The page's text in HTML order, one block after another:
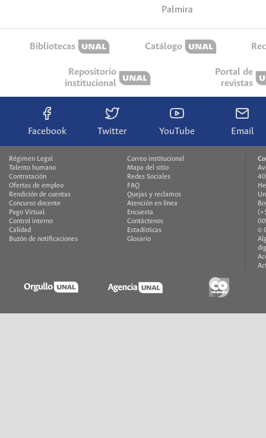
Palmira
Bibliotecas Catálogo
Repositorio
institucional
Portal de
revistas
Facebook Twitter YouTube Email
Régimen Legal
Talento humano
Contratación
Ofertas de empleo
Rendición de cuentas
Concurso docente
Pago Virtual
Control interno
Calidad
Buzón de notificaciones
Correo institucional
Mapa del sitio
Redes Sociales
FAQ
Quejas y reclamos
Atención en línea
Encuesta
Contáctenos
Estadísticas
Glosario
©